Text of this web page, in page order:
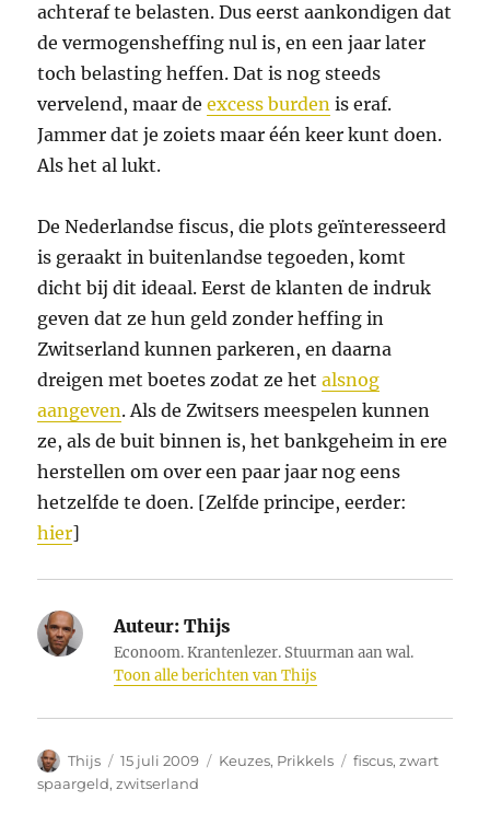
achteraf te belasten. Dus eerst aankondigen dat
de vermogensheffing nul is, en een jaar later
toch belasting heffen. Dat is nog steeds
vervelend, maar deexcess burden is eraf.
Jammer dat je zoiets maar één keer kunt doen.
Als het al lukt.
De Nederlandse fiscus, die plots geïnteresseerd
is geraakt in buitenlandse tegoeden, komt
dicht bij dit ideaal. Eerst de klanten de indruk
geven dat ze hun geld zonder heffing in
Zwitserland kunnen parkeren, en daarna
dreigen met boetes zodat ze hetalsnog
aangeven. Als de Zwitsers meespelen kunnen
ze, als de buit binnen is, het bankgeheim in ere
herstellen om over een paar jaar nog eens
hetzelfde te doen. [Zelfde principe, eerder:
hier]
Auteur: Thijs
Econoom. Krantenlezer. Stuurman aan wal.
Toon alle berichten van Thijs
Auteur
Thijs
Geplaatst
op
15 juli 2009 Categorieën
Keuzes, Prikkels Tags
fiscus,zwart
spaargeld,zwitserland